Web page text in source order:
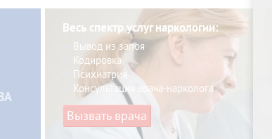
Весь спектр услуг наркологии:
Вывод из запоя
Кодировка
Психиатрия
Консультация врача-нарколога
Вызвать врача